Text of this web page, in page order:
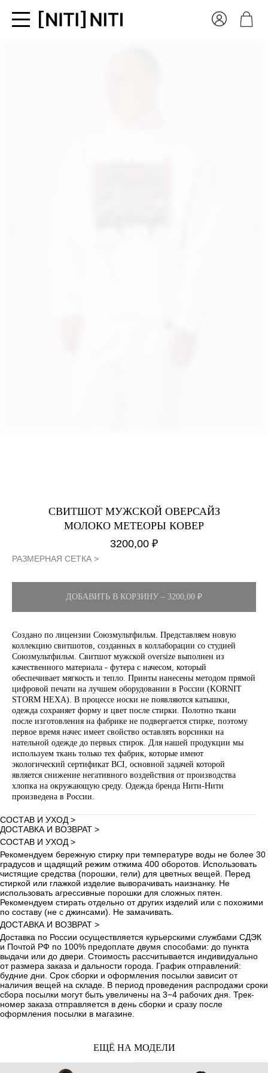
СВИТШОТ МУЖСКОЙ ОВЕРСАЙЗ
МОЛОКО МЕТЕОРЫ КОВЕР
3200,00 ₽
РАЗМЕРНАЯ СЕТКА >
ДОБАВИТЬ В КОРЗИНУ – 3200,00 ₽
Создано по лицензии Союзмультфильм. Представляем новую
коллекцию свитшотов, созданных в коллаборации со студией
Союзмультфильм. Свитшот мужской oversize выполнен из
качественного материала - футера с начесом, который
обеспечивает мягкость и тепло. Принты нанесены методом прямой
цифровой печати на лучшем оборудовании в России (KORNIT
STORM HEXA). В процессе носки не появляются катышки,
одежда сохраняет форму и цвет после стирки. Полотно ткани
после изготовления на фабрике не подвергается стирке, поэтому
первое время начес имеет свойство оставлять ворсинки на
нательной одежде до первых стирок. Для нашей продукции мы
используем ткань только тех фабрик, которые имеют
экологический сертификат BCI, основной задачей которой
является снижение негативного воздействия от производства
хлопка на окружающую среду. Одежда бренда Нити-Нити
произведена в России.
СОСТАВ И УХОД >
ДОСТАВКА И ВОЗВРАТ >
СОСТАВ И УХОД >
Рекомендуем бережную стирку при температуре воды не более 30
градусов и щадящий режим отжима 400 оборотов. Использовать
чистящие средства (порошки, гели) для цветных вещей. Перед
стиркой или глажкой изделие выворачивать наизнанку. Не
использовать агрессивные порошки для сложных пятен.
Рекомендуем стирать отдельно от других изделий или с похожими
по составу (не с джинсами). Не замачивать.
ДОСТАВКА И ВОЗВРАТ >
Доставка по России осуществляется курьерскими службами СДЭК
и Почтой РФ по 100% предоплате двумя способами: до пункта
выдачи или до двери. Стоимость рассчитывается индивидуально
от размера заказа и дальности города. График отправлений:
будние дни. Срок сборки и оформления посылки зависит от
наличия вещей на складе. В период проведения распродажи сроки
сбора посылки могут быть увеличены на 3−4 рабочих дня. Трек-
номер заказа отправляется в день сборки и сразу после
оформления посылки в магазине.
ЕЩЁ НА МОДЕЛИ